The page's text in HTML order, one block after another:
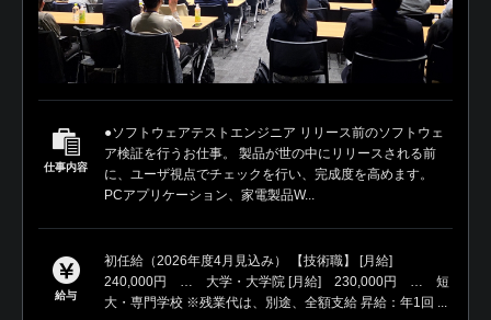
仕事内容
●ソフトウェアテストエンジニア リリース前のソフトウェ
ア検証を行うお仕事。 製品が世の中にリリースされる前
に、ユーザ視点でチェックを行い、完成度を高めます。
PCアプリケーション、家電製品W...
給与
初任給（2026年度4月見込み） 【技術職】 [月給]
240,000円 … 大学・大学院 [月給] 230,000円 … 短
大・専門学校 ※残業代は、別途、全額支給 昇給：年1回 ...